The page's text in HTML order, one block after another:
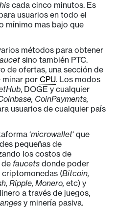
cada cinco minutos. Es
usuarios en todo el
mínimo mas bajo que
métodos para obtener
sino también PTC.
de ofertas, una sección de
minar por CPU. Los modos
, DOGE y cualquier
CoinPayments,
usuarios de cualquier país
‘microwallet‘ que
pequeñas de
los costos de
faucets donde poder
(Bitcoin,
Ripple, Monero, etc) y
a través de juegos,
y minería pasiva.